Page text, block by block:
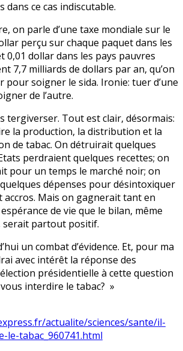
dans ce cas indiscutable.
on parle d’une taxe mondiale sur le
perçu sur chaque paquet dans les
0,01 dollar dans les pays pauvres
7,7 milliards de dollars par an, qu’on
pour soigner le sida. Ironie: tuer d’une
de l’autre.
tergiverser. Tout est clair, désormais:
la production, la distribution et la
de tabac. On détruirait quelques
perdraient quelques recettes; on
pour un temps le marché noir; on
dépenses pour désintoxiquer
accros. Mais on gagnerait tant en
de vie que le bilan, même
serait partout positif.
un combat d’évidence. Et, pour ma
avec intérêt la réponse des
présidentielle à cette question
interdire le tabac? »
actualite/sciences/sante/il-
le-tabac_960741.html